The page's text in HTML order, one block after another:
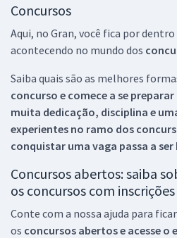
Concursos
Aqui, no Gran, você fica por
acontecendo no mundo dos
Saiba quais são as melhores
concurso e comece a se
muita dedicação, disciplina e
experientes no ramo dos
conquistar uma vaga passa a ser
Concursos abertos: saiba
os concursos com
Conte com a nossa ajuda para
os concursos abertos e acesse o